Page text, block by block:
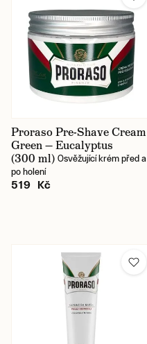
Proraso Pre-Shave Cream
Green — Eucalyptus
(300 ml) Osvěžující krém před a
po holení
519 Kč